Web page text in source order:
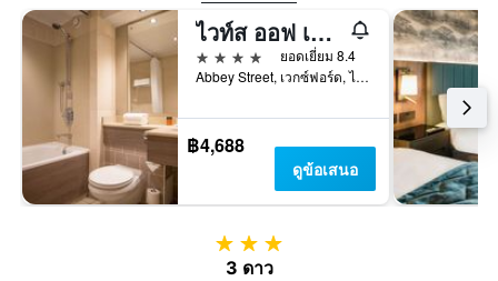
ไวท์ส ออฟ เว็กซ์ฟอร์ด
4 ดาว
ยอดเยี่ยม 8.4
Abbey Street, เวกซ์ฟอร์ด, ไอร์แลนด์
฿4,688
ดูข้อเสนอ
3 ดาว
3 ดาว